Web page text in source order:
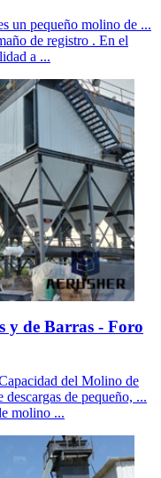
un pequeño molino de ...
de registro . En el
a ...
y de Barras - Foro
del Molino de
de pequeño, ...
molino ...